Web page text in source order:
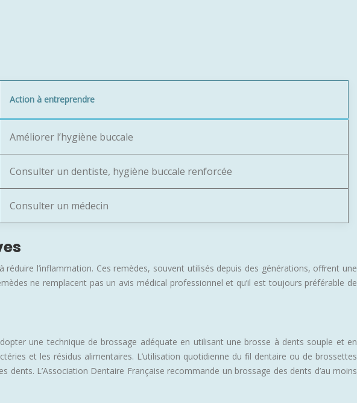
Action à entreprendre
Améliorer l’hygiène buccale
Consulter un dentiste, hygiène buccale renforcée
Consulter un médecin
l’inflammation. Ces remèdes, souvent utilisés depuis des générations, offrent une
ne remplacent pas un avis médical professionnel et qu’il est toujours préférable de
une technique de brossage adéquate en utilisant une brosse à dents souple et en
et les résidus alimentaires. L’utilisation quotidienne du fil dentaire ou de brossettes
L’Association Dentaire Française recommande un brossage des dents d’au moins